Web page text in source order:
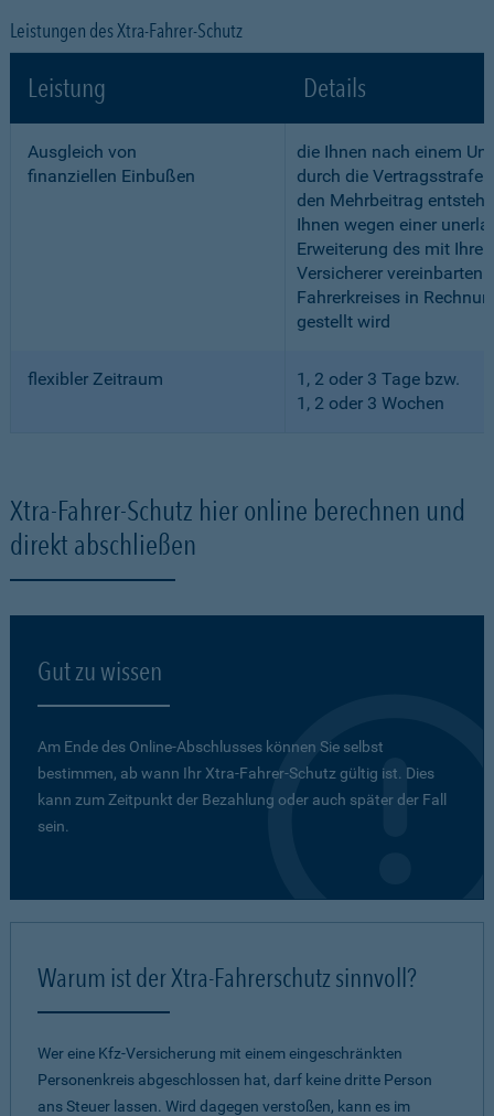
Leistungen des Xtra-Fahrer-Schutz
Leistung Details
Ausgleich von
finanziellen Einbußen
die Ihnen nach einem
durch die Vertragsstrafe
den Mehrbeitrag
Ihnen wegen einer
Erweiterung des mit
Versicherer vereinbarten
Fahrerkreises in
gestellt wird
flexibler Zeitraum
1, 2 oder 3 Tage bzw.
1, 2 oder 3 Wochen
Xtra-Fahrer-Schutz hier online berechnen und
direkt abschließen
Gut zu wissen
Am Ende des Online-Abschlusses können Sie selbst
bestimmen, ab wann Ihr Xtra-Fahrer-Schutz gültig ist. Dies
kann zum Zeitpunkt der Bezahlung oder auch später der Fall
sein.
Warum ist der Xtra-Fahrerschutz sinnvoll?
Wer eine Kfz-Versicherung mit einem eingeschränkten
Personenkreis abgeschlossen hat, darf keine dritte Person
ans Steuer lassen. Wird dagegen verstoßen, kann es im